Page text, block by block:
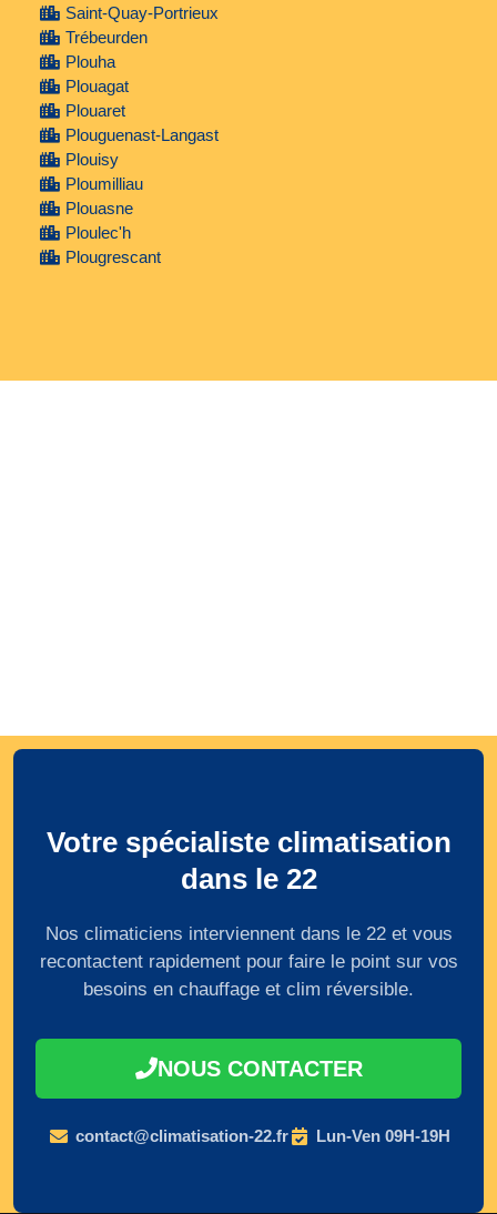
Saint-Quay-Portrieux
Trébeurden
Plouha
Plouagat
Plouaret
Plouguenast-Langast
Plouisy
Ploumilliau
Plouasne
Ploulec'h
Plougrescant
Votre spécialiste climatisation
dans le 22
Nos climaticiens interviennent dans le 22 et vous
recontactent rapidement pour faire le point sur vos
besoins en chauffage et clim réversible.
NOUS CONTACTER
contact@climatisation-22.fr Lun-Ven 09H-19H